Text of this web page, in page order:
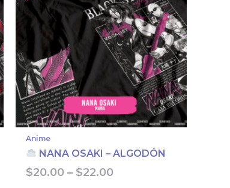
Anime
NANA OSAKI – ALGODÓN
$20.00 – $22.00Price